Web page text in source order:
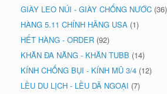
GIÀY LEO NÚI - GIÀY CHỐNG NƯỚC (36)
HÀNG 5.11 CHÍNH HÃNG USA (1)
HẾT HÀNG - ORDER (92)
KHĂN ĐA NĂNG - KHĂN TUBB (14)
KÍNH CHỐNG BỤI - KÍNH MŨ 3/4 (12)
LỀU DU LỊCH - LỀU DÃ NGOẠI (7)